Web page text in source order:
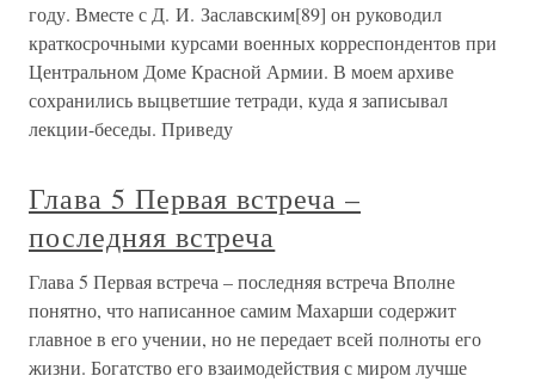
году. Вместе с Д. И. Заславским[89] он руководил
краткосрочными курсами военных корреспондентов при
Центральном Доме Красной Армии. В моем архиве
сохранились выцветшие тетради, куда я записывал
лекции-беседы. Приведу
Глава 5 Первая встреча –
последняя встреча
Глава 5 Первая встреча – последняя встреча Вполне
понятно, что написанное самим Махарши содержит
главное в его учении, но не передает всей полноты его
жизни. Богатство его взаимодействия с миром лучше